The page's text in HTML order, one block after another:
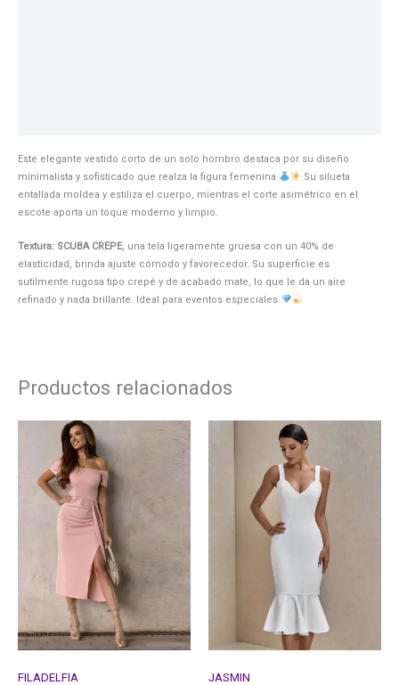
Este elegante vestido corto de un solo hombro destaca por su diseño
minimalista y sofisticado que realza la figura femenina
Su silueta
entallada moldea y estiliza el cuerpo, mientras el corte asimétrico en el
escote aporta un toque moderno y limpio.
Textura: SCUBA CREPE, una tela ligeramente gruesa con un 40% de
elasticidad, brinda ajuste cómodo y favorecedor. Su superficie es
sutilmente rugosa tipo crepé y de acabado mate, lo que le da un aire
refinado y nada brillante. Ideal para eventos especiales
Productos relacionados
FILADELFIA
JASMIN